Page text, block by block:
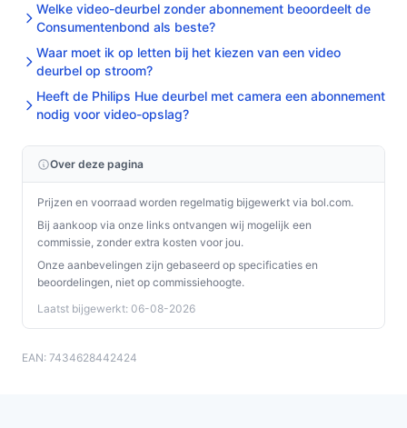
Hoe lang gaat dit product mee?
De levensduur van de Video deurbel adapter is zeer
lang, mits correct geïnstalleerd en onderhouden. Je
kunt verwachten dat het jarenlang meegaat zonder
problemen.
Is dit geschikt voor Ring en Eufy videodeurbellen?
Ja, deze adapter is speciaal ontworpen voor gebruik
met populaire merken zoals Ring en Eufy, waardoor het
een uitstekende keuze is voor deze toepassingen.
Wat zijn de belangrijkste verschillen met
In tegenstelling tot batterijgevoede deurbellen, die
afhankelijk zijn van het vervangen van batterijen, biedt
Welke video-deurbel zonder abonnement beoordeelt de
Consumentenbond als beste?
Waar moet ik op letten bij het kiezen van een video
deurbel op stroom?
Heeft de Philips Hue deurbel met camera een abonnement
nodig voor video-opslag?
Over deze pagina
Prijzen en voorraad worden regelmatig bijgewerkt via bol.com.
Bij aankoop via onze links ontvangen wij mogelijk een
commissie, zonder extra kosten voor jou.
Onze aanbevelingen zijn gebaseerd op specificaties en
beoordelingen, niet op commissiehoogte.
Laatst bijgewerkt: 06-08-2026
EAN: 7434628442424